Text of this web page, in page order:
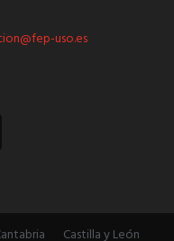
uso.es
Castilla y León